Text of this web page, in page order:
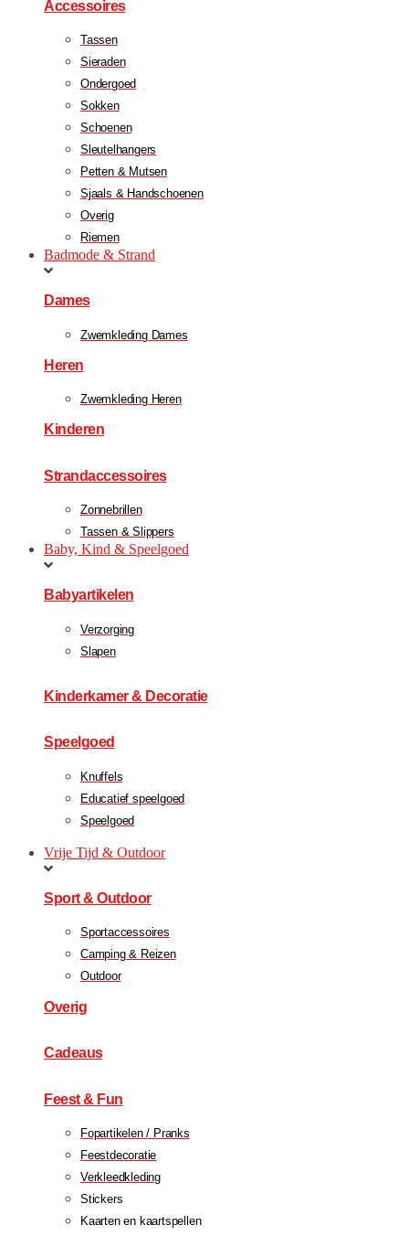
Accessoires
Tassen
Sieraden
Ondergoed
Sokken
Schoenen
Sleutelhangers
Petten & Mutsen
Sjaals & Handschoenen
Overig
Riemen
Badmode & Strand
Dames
Zwemkleding Dames
Heren
Zwemkleding Heren
Kinderen
Strandaccessoires
Zonnebrillen
Tassen & Slippers
Baby, Kind & Speelgoed
Babyartikelen
Verzorging
Slapen
Kinderkamer & Decoratie
Speelgoed
Knuffels
Educatief speelgoed
Speelgoed
Vrije Tijd & Outdoor
Sport & Outdoor
Sportaccessoires
Camping & Reizen
Outdoor
Overig
Cadeaus
Feest & Fun
Fopartikelen / Pranks
Feestdecoratie
Verkleedkleding
Stickers
Kaarten en kaartspellen